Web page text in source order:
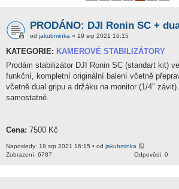
PRODÁNO: DJI Ronin SC +
od jakubminka » 19 srp 2021 16:15
KATEGORIE: KAMEROVÉ STABILIZÁTORY
Prodám stabilizátor DJI Ronin SC (standart kit)
funkční, kompletní originální balení včetně
včetně dual gripu a držáku na monitor (1/4"
samostatně.
Cena: 7500 Kč
Naposledy: 19 srp 2021 16:15 • od jakubminka
Odpovědi: 0
Zobrazení: 6787